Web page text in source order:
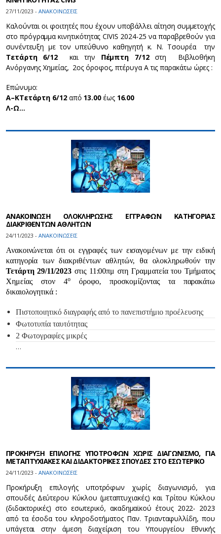
27/11/2023 - ΑΝΑΚΟΙΝΩΣΕΙΣ
Καλούνται οι φοιτητές που έχουν υποβάλλει αίτηση συμμετοχής
στο πρόγραμμα κινητικότητας CIVIS 2024-25 να παραβρεθούν για
συνέντευξη με τον υπεύθυνο καθηγητή κ. N. Tσουρέα την
Τετάρτη 6/12και την Πέμπτη 7/12στη Βιβλιοθήκη
Ανόργανης Χημείας, 2ος όροφος, πτέρυγα Α τις παρακάτω ώρες :
Επώνυμο:
Α–ΚΤετάρτη 6/12από 13.00 έως 16.00
Λ-Ω…
ΑΝΑΚΟΙΝΩΣΗ ΟΛΟΚΛΗΡΩΣΗΣ ΕΓΓΡΑΦΩΝ ΚΑΤΗΓΟΡΙΑΣ
ΔΙΑΚΡΙΘΕΝΤΩΝ ΑΘΛΗΤΩΝ
24/11/2023 - ΑΝΑΚΟΙΝΩΣΕΙΣ
Ανακοινώνεται ότι οι εγγραφές των εισαγομένων με την ειδική
κατηγορία των διακριθέντων αθλητών, θα ολοκληρωθούν την
Τετάρτη 29/11/2023 στις 11:00πμ στη Γραμματεία του Τμήματος
Χημείας στον 4ο
όροφο, προσκομίζοντας τα παρακάτω
δικαιολογητικά :
Πιστοποιητικό διαγραφής από το πανεπιστήμιο προέλευσης
Φωτοτυπία ταυτότητας
2 Φωτογραφίες μικρές
…
ΠΡΟΚΗΡΥΞΗ ΕΠΙΛΟΓΗΣ ΥΠΟΤΡΟΦΩΝ ΧΩΡΙΣ ΔΙΑΓΩΝΙΣΜΟ, ΓΙΑ
ΜΕΤΑΠΤΥΧΙΑΚΕΣ ΚΑΙ ΔΙΔΑΚΤΟΡΙΚΕΣ ΣΠΟΥΔΕΣ ΣΤΟ ΕΣΩΤΕΡΙΚΟ
24/11/2023 - ΑΝΑΚΟΙΝΩΣΕΙΣ
Προκήρυξη επιλογής υποτρόφων χωρίς διαγωνισμό, για
σπουδές Δεύτερου Κύκλου (μεταπτυχιακές) και Τρίτου Κύκλου
(διδακτορικές) στο εσωτερικό, ακαδημαϊκού έτους 2022- 2023
από τα έσοδα του κληροδοτήματος Παν. Τριανταφυλλίδη, που
υπάγεται στην άμεση διαχείριση του Υπουργείου Εθνικής